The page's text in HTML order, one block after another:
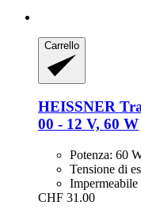
Carrello
HEISSNER
00 -​ 12 V, 60 W
Potenza: 60
Tensione di
Impermeabile
CHF 31.00